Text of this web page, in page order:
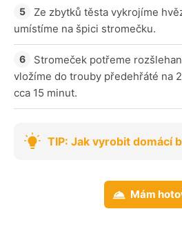
Ze zbytků těsta vykrojíme
umístíme na špici stromečku.
Stromeček potřeme
vložíme do trouby předehřáté na
cca 15 minut.
TIP: Jak vyrobit domácí
Mám